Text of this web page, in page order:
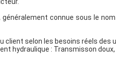
connue sous le
client selon les besoins réels des
hydraulique : Transmisson